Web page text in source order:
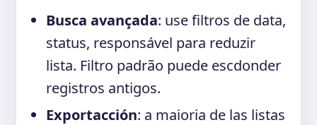
Busca avançada: use filtros de data,
status, responsável para reduzir
lista. Filtro padrão puede escdonder
registros antigos.
Exportacción: a maioria de las listas